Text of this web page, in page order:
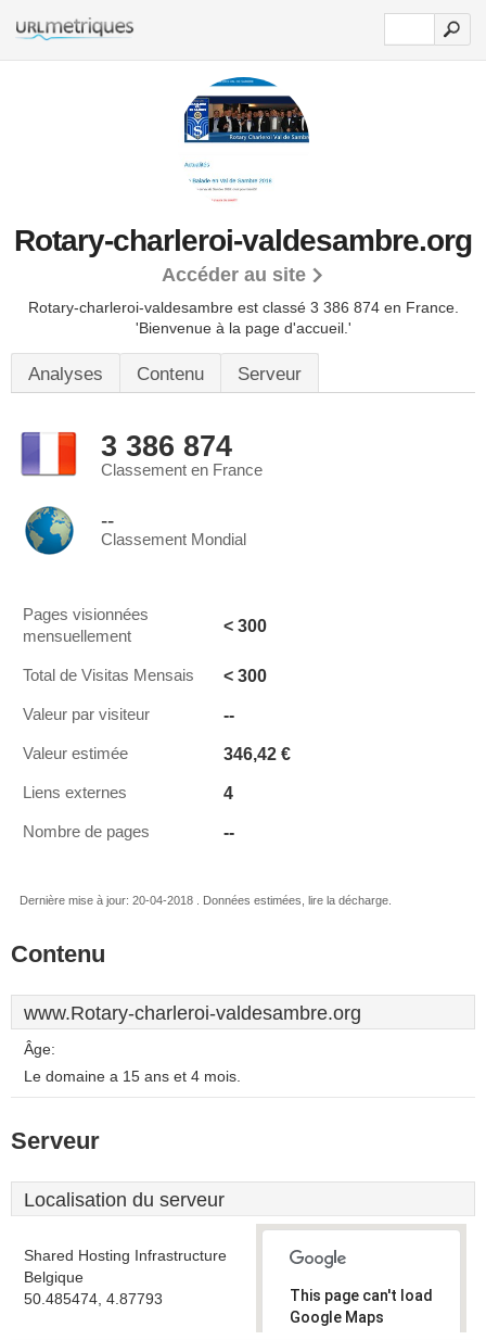
Rotary-charleroi-valdesambre.org
Accéder au site
Rotary-charleroi-valdesambre est classé 3 386 874 en France.
'Bienvenue à la page d'accueil.'
Analyses Contenu Serveur
3 386 874
Classement en France
--
Classement Mondial
Pages visionnées
mensuellement
< 300
Total de Visitas Mensais < 300
Valeur par visiteur --
Valeur estimée 346,42 €
Liens externes 4
Nombre de pages --
Dernière mise à jour: 20-04-2018 . Données estimées, lire la décharge.
Contenu
www.Rotary-charleroi-valdesambre.org
Âge:
Le domaine a 15 ans et 4 mois.
Serveur
Localisation du serveur
Shared Hosting Infrastructure
Belgique
50.485474, 4.87793
This page can't load
Google Maps